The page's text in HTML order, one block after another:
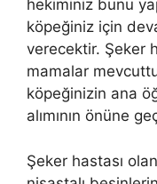
hekiminiz bunu
köpeğiniz için
verecektir. Şeker
mamalar
köpeğinizin ana
alımının önüne
Şeker hastası